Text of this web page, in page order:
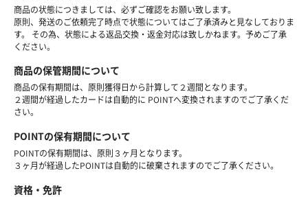
商品の状態につきましては、必ずご確認をお願い致します。
原則、発送のご依頼完了時点で状態についてはご了承済みと見なしておりま
す。 その為、状態による返品交換・返金対応は致しかねます。予めご了承
ください。
商品の保管期間について
商品の保有期間は、原則獲得日から計算して２週間となります。
２週間が経過したカードは自動的に POINTへ変換されますのでご了承くだ
さい。
POINTの保有期間について
POINTの保有期間は、原則３ヶ月となります。
３ヶ月が経過したPOINTは自動的に破棄されますのでご了承ください。
資格・免許